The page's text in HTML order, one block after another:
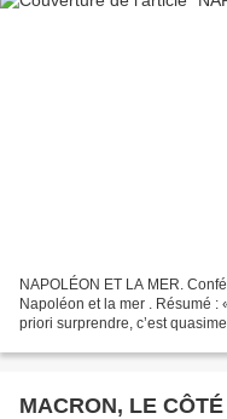
NAPOLÉON ET LA MER.
Napoléon et la mer . Résumé :
priori surprendre, c’est
MACRON, LE